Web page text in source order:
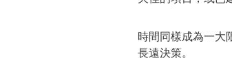
時間同樣成為一大
長遠決策。